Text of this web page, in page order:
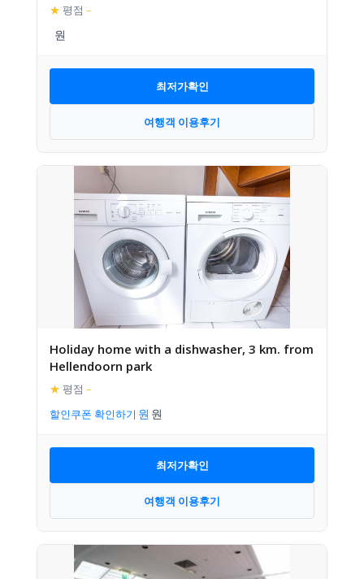
★ 평점 –
최저가확인
여행객 이용후기
Holiday home with a dishwasher, 3 km. from
Hellendoorn park
★ 평점 –
할인쿠폰 확인하기
최저가확인
여행객 이용후기